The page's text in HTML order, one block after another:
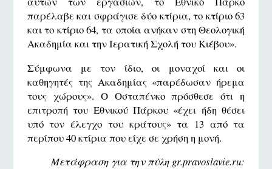
παρέλαβε και σφράγισε δύο κτίρια, το κτίριο 63
και το κτίριο 64, τα οποία ανήκαν στη Θεολογική
Ακαδημία και την Ιερατική Σχολή του Κιέβου».
Σύμφωνα με τον ίδιο, οι μοναχοί και οι
καθηγητές της Ακαδημίας «παρέδωσαν ήρεμα
τους χώρους». Ο Οσταπένκο πρόσθεσε ότι η
επιτροπή του Εθνικού Πάρκου «έχει ήδη θέσει
υπό τον έλεγχο του κράτους» τα 13 από τα
περίπου 40 κτίρια που είχε σε χρήση η μονή.
Μετάφραση για την πύλη gr.pravoslavie.ru: